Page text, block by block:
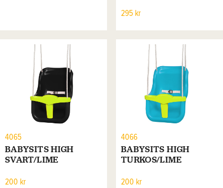
295 kr
4065
BABYSITS HIGH
SVART/LIME
200 kr
4066
BABYSITS HIGH
TURKOS/LIME
200 kr